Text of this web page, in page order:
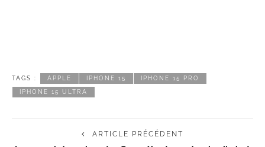
TAGS : APPLE IPHONE 15 IPHONE 15 PRO
IPHONE 15 ULTRA
ARTICLE PRÉCÉDENT